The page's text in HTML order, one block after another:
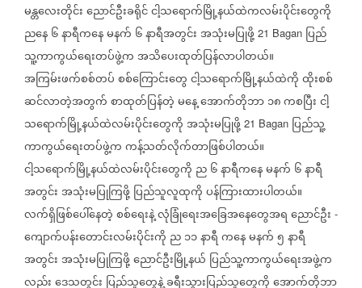
မန္တလေးတိုင်းညောင်ဦးခရိုင်ငါ့သရောက်မြို့နယ်ထဲကလမ်းပိုင်းတွေကို
ညနေ၆နာရီက‌နေမနက် ၆နာရီအတွင်းအသုံးမပြုဖို့ 21 Bagan ပြည်
သူ့ကာကွယ်ရေးတပ်ဖွဲ့ကအသိပေးထုတ်ပြန်လာပါတယ်။
အကြမ်းဖက်စစ်တပ်စစ်ကြောင်းတွေငါ့သရောက်မြို့နယ်ထဲကိုထိုးစစ်
ဆင်လာတဲ့အတွက်စာထုတ်ပြန်တဲ့မနေ့အောက်တိုဘာ၁၈ကစပြီးငါ့
သရောက်မြို့နယ်ထဲလမ်းပိုင်းတွေကိုအသုံးမပြုဖို့ 21 Bagan ပြည်သူ့
ကာကွယ်ရေးတပ်ဖွဲ့ကကန့်သတ်လိုက်တာဖြစ်ပါတယ်။
ငါ့သရောက်မြို့နယ်ထဲလမ်းပိုင်းတွေကို ည၆နာရီကနေမနက် ၆နာရီ
အတွင်းအသုံးမပြုကြဖို့ပြည်သူလူထုကိုပန်ကြားထားပါတယ်။
လက်ရှိဖြစ်ပေါ်နေတဲ့စစ်ရေးနဲ့လုံခြုံရေးအခြေအနေတွေအရညောင်ဦး -
ကျောက်ပန်းတောင်းလမ်းပိုင်းကို ည၁၁နာရီကနေမနက်၅နာရီ
အတွင်းအသုံးမပြုကြဖို့ညောင်ဦးမြို့နယ် ပြည်သူ့ကာကွယ်ရေးအဖွဲ့က
လည်းဒေသတွင်း ပြည်သူတွေနဲ့ခရီးသွားပြည်သူတွေကိုအောက်တိုဘာ